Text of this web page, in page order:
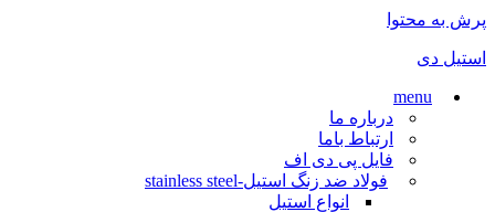
پرش به محتوا
استیل دی
menu
درباره ما
ارتباط باما
فایل پی دی اف
فولاد ضد زنگ استیل-stainless steel
انواع استیل